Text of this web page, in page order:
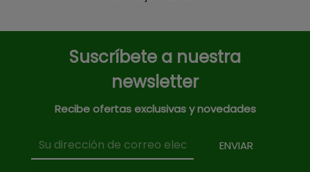
Suscríbete a nuestra
newsletter
Recibe ofertas exclusivas y novedades